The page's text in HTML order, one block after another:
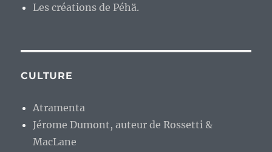
Les créations de Péhä.
CULTURE
Atramenta
Jérome Dumont, auteur de Rossetti &
MacLane